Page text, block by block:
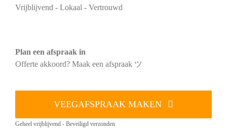
Vrijblijvend - Lokaal - Vertrouwd
Plan een afspraak in
Offerte akkoord? Maak een afspraak ツ
VEEGAFSPRAAK MAKEN
Geheel vrijblijvend - Beveiligd verzonden